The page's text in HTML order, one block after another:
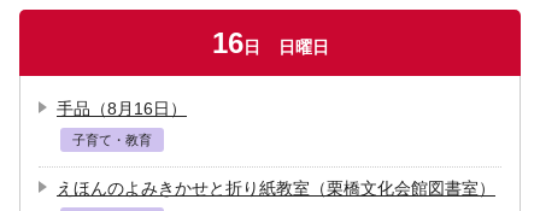
16日 日曜日
手品（8月16日）
子育て・教育
えほんのよみきかせと折り紙教室（栗橋文化会館図書室）